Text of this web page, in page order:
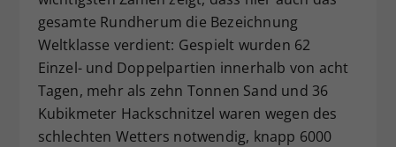
gesamte Rundherum die Bezeichnung
Weltklasse verdient: Gespielt wurden 62
Einzel- und Doppelpartien innerhalb von acht
Tagen, mehr als zehn Tonnen Sand und 36
Kubikmeter Hackschnitzel waren wegen des
schlechten Wetters notwendig, knapp 6000